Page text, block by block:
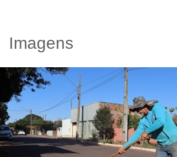
Imagens